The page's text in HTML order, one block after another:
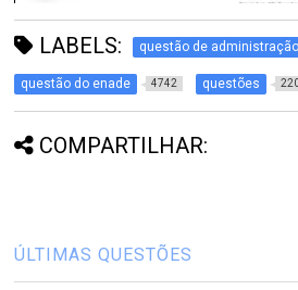
LABELS: questão de
questão do enade 4742 questões
COMPARTILHAR:
ÚLTIMAS QUESTÕES